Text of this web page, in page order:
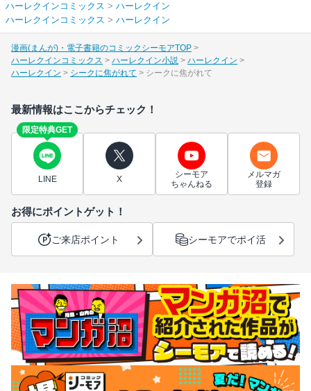
ハーレクインコミックス > ハーレクイン
ハーレクインコミックス > ハーレクイン
漫画(まんが)・電子書籍のコミックシーモアTOP
ハーレクインコミックス
ハーレクイン小説
ハーレクイン
ハーレクイン
シークに焦がれて シークに焦がれて
最新情報はここからチェック！
限定特典GET
LINE X
シーモア
ちゃんねる
メルマガ
登録
お得にポイントゲット！
ご来店ポイント シーモアでポイ活